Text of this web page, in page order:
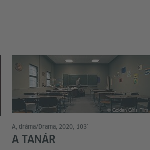
© Golden Girls Film
A, dráma/Drama, 2020, 103‘
A TANÁR